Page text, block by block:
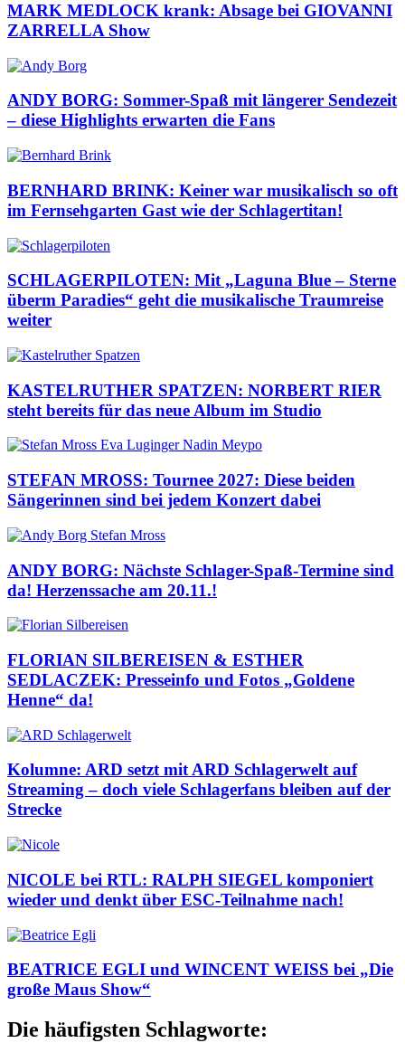
MARK MEDLOCK krank: Absage bei GIOVANNI
ZARRELLA Show
ANDY BORG: Sommer-Spaß mit längerer Sendezeit
– diese Highlights erwarten die Fans
BERNHARD BRINK: Keiner war musikalisch so oft
im Fernsehgarten Gast wie der Schlagertitan!
SCHLAGERPILOTEN: Mit „Laguna Blue – Sterne
überm Paradies“ geht die musikalische Traumreise
weiter
KASTELRUTHER SPATZEN: NORBERT RIER
steht bereits für das neue Album im Studio
STEFAN MROSS: Tournee 2027: Diese beiden
Sängerinnen sind bei jedem Konzert dabei
ANDY BORG: Nächste Schlager-Spaß-Termine sind
da! Herzenssache am 20.11.!
FLORIAN SILBEREISEN & ESTHER
SEDLACZEK: Presseinfo und Fotos „Goldene
Henne“ da!
Kolumne: ARD setzt mit ARD Schlagerwelt auf
Streaming – doch viele Schlagerfans bleiben auf der
Strecke
NICOLE bei RTL: RALPH SIEGEL komponiert
wieder und denkt über ESC-Teilnahme nach!
BEATRICE EGLI und WINCENT WEISS bei „Die
große Maus Show“
Die häufigsten Schlagworte: